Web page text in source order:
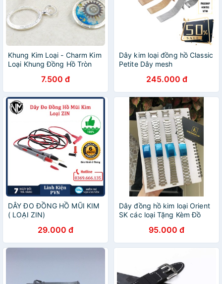
Khung Kim Loại - Charm Kim
Loại Khung Đồng Hồ Tròn
7.500 đ
Dây kim loại đồng hồ Classic
Petite Dây mesh
245.000 đ
DÂY ĐO ĐỒNG HỒ MŨI KIM
( LOẠI ZIN)
29.000 đ
Dây đồng hồ kim loại Orient
SK các loại Tặng Kèm Đồ
95.000 đ